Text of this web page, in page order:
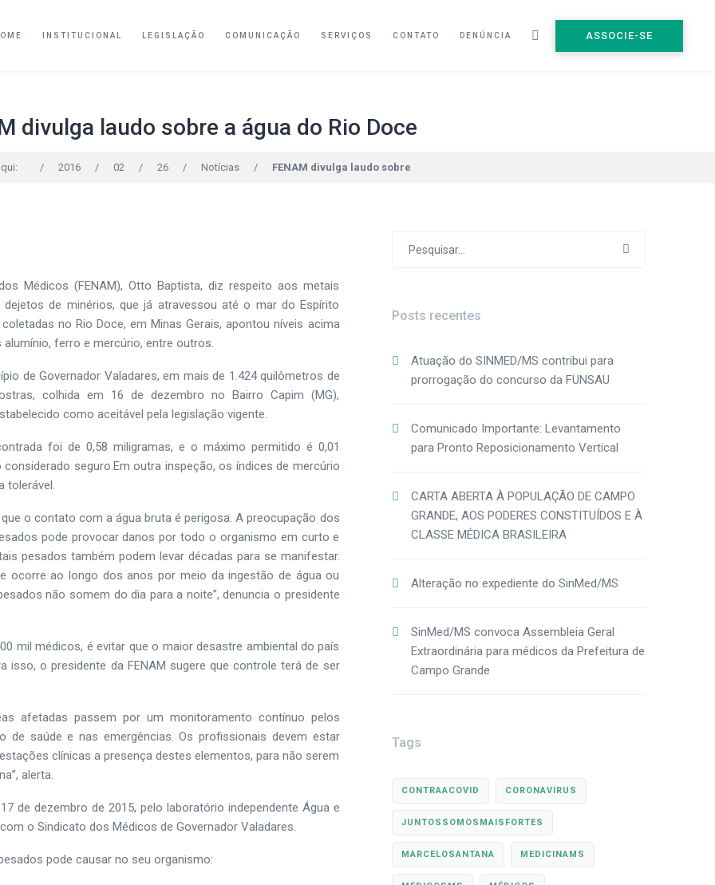
ASSOCIE-SE
INSTITUCIONAL LEGISLAÇÃO COMUNICAÇÃO SERVIÇOS CONTATO DENÚNCIA
divulga laudo sobre a água do Rio Doce
/ 2016 / 02 / 26 / Notícias / FENAM divulga laudo sobre
Médicos (FENAM), Otto Baptista, diz respeito aos metais
de minérios, que já atravessou até o mar do Espírito
no Rio Doce, em Minas Gerais, apontou níveis acima
ferro e mercúrio, entre outros.
de Governador Valadares, em mais de 1.424 quilômetros de
colhida em 16 de dezembro no Bairro Capim (MG),
como aceitável pela legislação vigente.
foi de 0,58 miligramas, e o máximo permitido é 0,01
seguro.Em outra inspeção, os índices de mercúrio
tolerável.
o contato com a água bruta é perigosa. A preocupação dos
pode provocar danos por todo o organismo em curto e
pesados também podem levar décadas para se manifestar.
ocorre ao longo dos anos por meio da ingestão de água ou
não somem do dia para a noite”, denuncia o presidente
mil médicos, é evitar que o maior desastre ambiental do país
isso, o presidente da FENAM sugere que controle terá de ser
afetadas passem por um monitoramento contínuo pelos
saúde e nas emergências. Os profissionais devem estar
clínicas a presença destes elementos, para não serem
alerta.
de dezembro de 2015, pelo laboratório independente Água e
o Sindicato dos Médicos de Governador Valadares.
pode causar no seu organismo:
Posts recentes
Atuação do SINMED/MS contribui para
prorrogação do concurso da FUNSAU
Comunicado Importante: Levantamento
para Pronto Reposicionamento Vertical
CARTA ABERTA À POPULAÇÃO DE CAMPO
GRANDE, AOS PODERES CONSTITUÍDOS E À
CLASSE MÉDICA BRASILEIRA
Alteração no expediente do SinMed/MS
SinMed/MS convoca Assembleia Geral
Extraordinária para médicos da Prefeitura de
Campo Grande
Tags
CONTRAACOVID CORONAVIRUS
JUNTOSSOMOSMAISFORTES
MARCELOSANTANA MEDICINAMS